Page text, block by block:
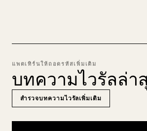
แพตเทิร์นให้ถอดรหัสเพิ่มเติม
บทความไวรัลล่า
สำรวจบทความไวรัลเพิ่มเติม